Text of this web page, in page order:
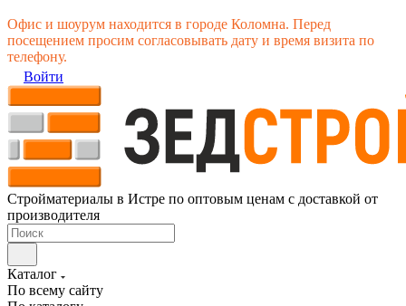
Офис и шоурум находится в городе Коломна. Перед
посещением просим согласовывать дату и время визита по
телефону.
Войти
Стройматериалы в Истре по оптовым ценам с доставкой от
производителя
Каталог
По всему сайту